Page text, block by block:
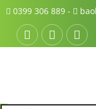
0399 306 889 -